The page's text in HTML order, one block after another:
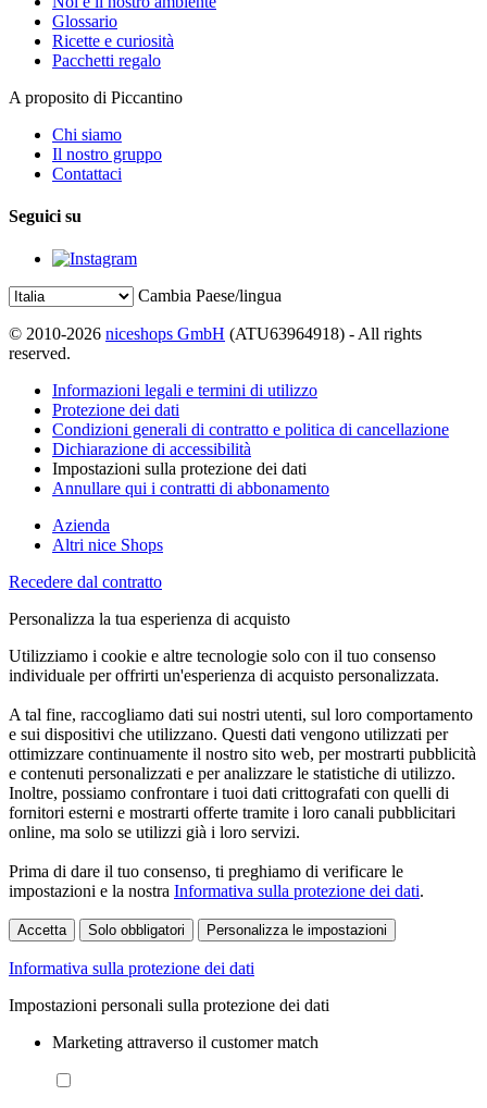
Glossario
Ricette e curiosità
Pacchetti regalo
A proposito di Piccantino
Chi siamo
Il nostro gruppo
Contattaci
Seguici su
Cambia Paese/lingua
© 2010-2026 niceshops GmbH (ATU63964918) - All rights
reserved.
Informazioni legali e termini di utilizzo
Protezione dei dati
Condizioni generali di contratto e politica di cancellazione
Dichiarazione di accessibilità
Impostazioni sulla protezione dei dati
Annullare qui i contratti di abbonamento
Azienda
Altri nice Shops
Recedere dal contratto
Personalizza la tua esperienza di acquisto
Utilizziamo i cookie e altre tecnologie solo con il tuo consenso
individuale per offrirti un'esperienza di acquisto personalizzata.
A tal fine, raccogliamo dati sui nostri utenti, sul loro comportamento
e sui dispositivi che utilizzano. Questi dati vengono utilizzati per
ottimizzare continuamente il nostro sito web, per mostrarti pubblicità
e contenuti personalizzati e per analizzare le statistiche di utilizzo.
Inoltre, possiamo confrontare i tuoi dati crittografati con quelli di
fornitori esterni e mostrarti offerte tramite i loro canali pubblicitari
online, ma solo se utilizzi già i loro servizi.
Prima di dare il tuo consenso, ti preghiamo di verificare le
impostazioni e la nostra Informativa sulla protezione dei dati.
Accetta Solo obbligatori Personalizza le impostazioni
Informativa sulla protezione dei dati
Impostazioni personali sulla protezione dei dati
Marketing attraverso il customer match